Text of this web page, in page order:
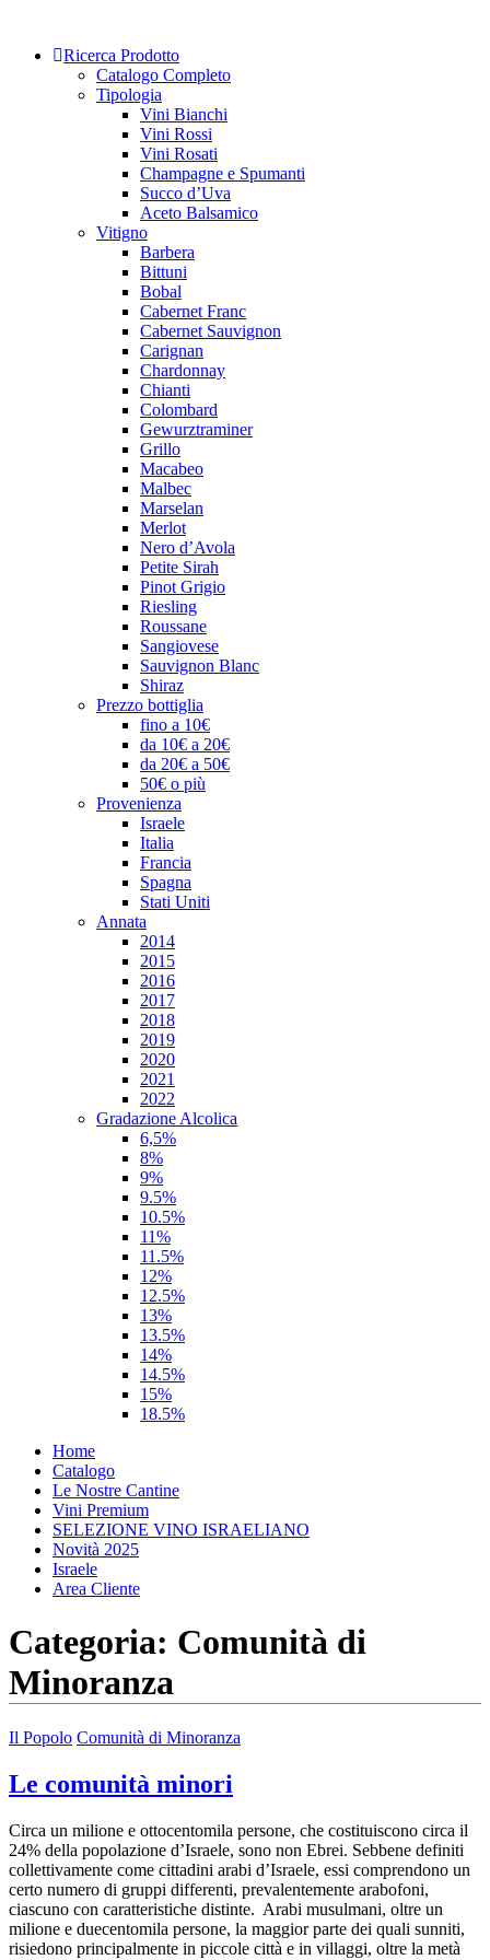
content Ricerca Prodotto
Catalogo Completo
Tipologia
Vini Bianchi
Vini Rossi
Vini Rosati
Champagne e Spumanti
Succo d’Uva
Aceto Balsamico
Vitigno
Barbera
Bittuni
Bobal
Cabernet Franc
Cabernet Sauvignon
Carignan
Chardonnay
Chianti
Colombard
Gewurztraminer
Grillo
Macabeo
Malbec
Marselan
Merlot
Nero d’Avola
Petite Sirah
Pinot Grigio
Riesling
Roussane
Sangiovese
Sauvignon Blanc
Shiraz
Prezzo bottiglia
fino a 10€
da 10€ a 20€
da 20€ a 50€
50€ o più
Provenienza
Israele
Italia
Francia
Spagna
Stati Uniti
Annata
2014
2015
2016
2017
2018
2019
2020
2021
2022
Gradazione Alcolica
6,5%
8%
9%
9.5%
10.5%
11%
11.5%
12%
12.5%
13%
13.5%
14%
14.5%
15%
18.5%
Home
Catalogo
Le Nostre Cantine
Vini Premium
SELEZIONE VINO ISRAELIANO
Novità 2025
Israele
Area Cliente
Categoria: Comunità di
Minoranza
Il Popolo Comunità di Minoranza
Le comunità minori
Circa un milione e ottocentomila persone, che costituiscono circa il
24% della popolazione d’Israele, sono non Ebrei. Sebbene definiti
collettivamente come cittadini arabi d’Israele, essi comprendono un
certo numero di gruppi differenti, prevalentemente arabofoni,
ciascuno con caratteristiche distinte. Arabi musulmani, oltre un
milione e duecentomila persone, la maggior parte dei quali sunniti,
risiedono principalmente in piccole città e in villaggi, oltre la metà